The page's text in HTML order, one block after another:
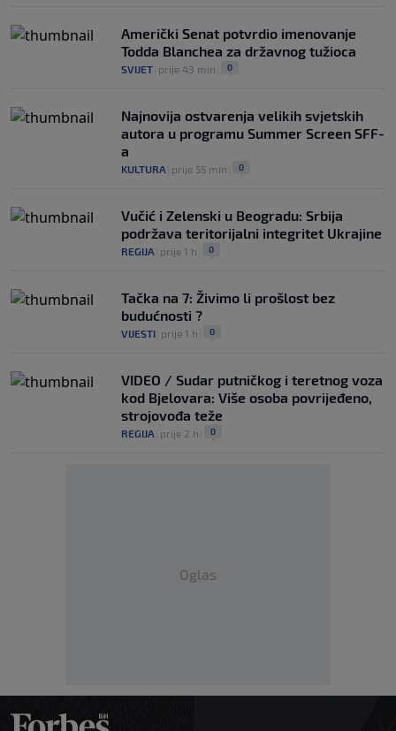
Američki Senat potvrdio imenovanje
Todda Blanchea za državnog tužioca
SVIJET prije 43 min 0
Najnovija ostvarenja velikih svjetskih
autora u programu Summer Screen SFF-
a
KULTURA prije 55 min 0
Vučić i Zelenski u Beogradu: Srbija
podržava teritorijalni integritet Ukrajine
REGIJA prije 1 h 0
Tačka na 7: Živimo li prošlost bez
budućnosti ?
VIJESTI prije 1 h 0
VIDEO / Sudar putničkog i teretnog voza
kod Bjelovara: Više osoba povrijeđeno,
strojovođa teže
REGIJA prije 2 h 0
Oglas